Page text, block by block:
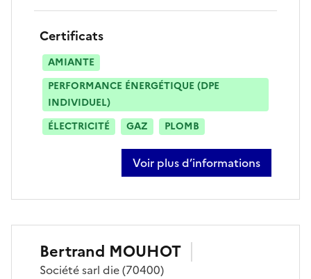
Certificats
AMIANTE
PERFORMANCE ÉNERGÉTIQUE (DPE
INDIVIDUEL)
ÉLECTRICITÉ
GAZ PLOMB
Voir plus d’informations
sur thomas mouhot
Bertrand MOUHOT
Sociétésarl die(70400)